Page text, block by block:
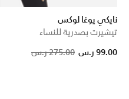
نايكي يوغا لوكس
تيشيرت بصدرية للنساء
275.00 ر.س 99.00 ر.س